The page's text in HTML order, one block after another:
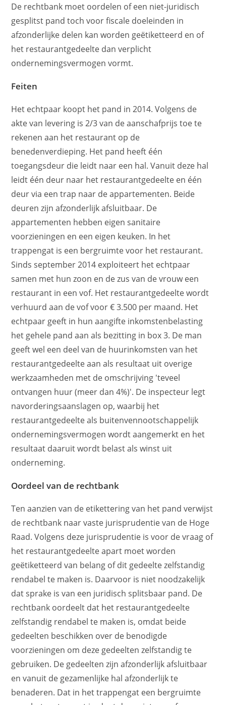
De rechtbank moet oordelen of een niet-juridisch
gesplitst pand toch voor fiscale doeleinden in
afzonderlijke delen kan worden geëtiketteerd en of
het restaurantgedeelte dan verplicht
ondernemingsvermogen vormt.
Feiten
Het echtpaar koopt het pand in 2014. Volgens de
akte van levering is 2/3 van de aanschafprijs toe te
rekenen aan het restaurant op de
benedenverdieping. Het pand heeft één
toegangsdeur die leidt naar een hal. Vanuit deze hal
leidt één deur naar het restaurantgedeelte en één
deur via een trap naar de appartementen. Beide
deuren zijn afzonderlijk afsluitbaar. De
appartementen hebben eigen sanitaire
voorzieningen en een eigen keuken. In het
trappengat is een bergruimte voor het restaurant.
Sinds september 2014 exploiteert het echtpaar
samen met hun zoon en de zus van de vrouw een
restaurant in een vof. Het restaurantgedeelte wordt
verhuurd aan de vof voor € 3.500 per maand. Het
echtpaar geeft in hun aangifte inkomstenbelasting
het gehele pand aan als bezitting in box 3. De man
geeft wel een deel van de huurinkomsten van het
restaurantgedeelte aan als resultaat uit overige
werkzaamheden met de omschrijving 'teveel
ontvangen huur (meer dan 4%)'. De inspecteur legt
navorderingsaanslagen op, waarbij het
restaurantgedeelte als buitenvennootschappelijk
ondernemingsvermogen wordt aangemerkt en het
resultaat daaruit wordt belast als winst uit
onderneming.
Oordeel van de rechtbank
Ten aanzien van de etikettering van het pand verwijst
de rechtbank naar vaste jurisprudentie van de Hoge
Raad. Volgens deze jurisprudentie is voor de vraag of
het restaurantgedeelte apart moet worden
geëtiketteerd van belang of dit gedeelte zelfstandig
rendabel te maken is. Daarvoor is niet noodzakelijk
dat sprake is van een juridisch splitsbaar pand. De
rechtbank oordeelt dat het restaurantgedeelte
zelfstandig rendabel te maken is, omdat beide
gedeelten beschikken over de benodigde
voorzieningen om deze gedeelten zelfstandig te
gebruiken. De gedeelten zijn afzonderlijk afsluitbaar
en vanuit de gezamenlijke hal afzonderlijk te
benaderen. Dat in het trappengat een bergruimte